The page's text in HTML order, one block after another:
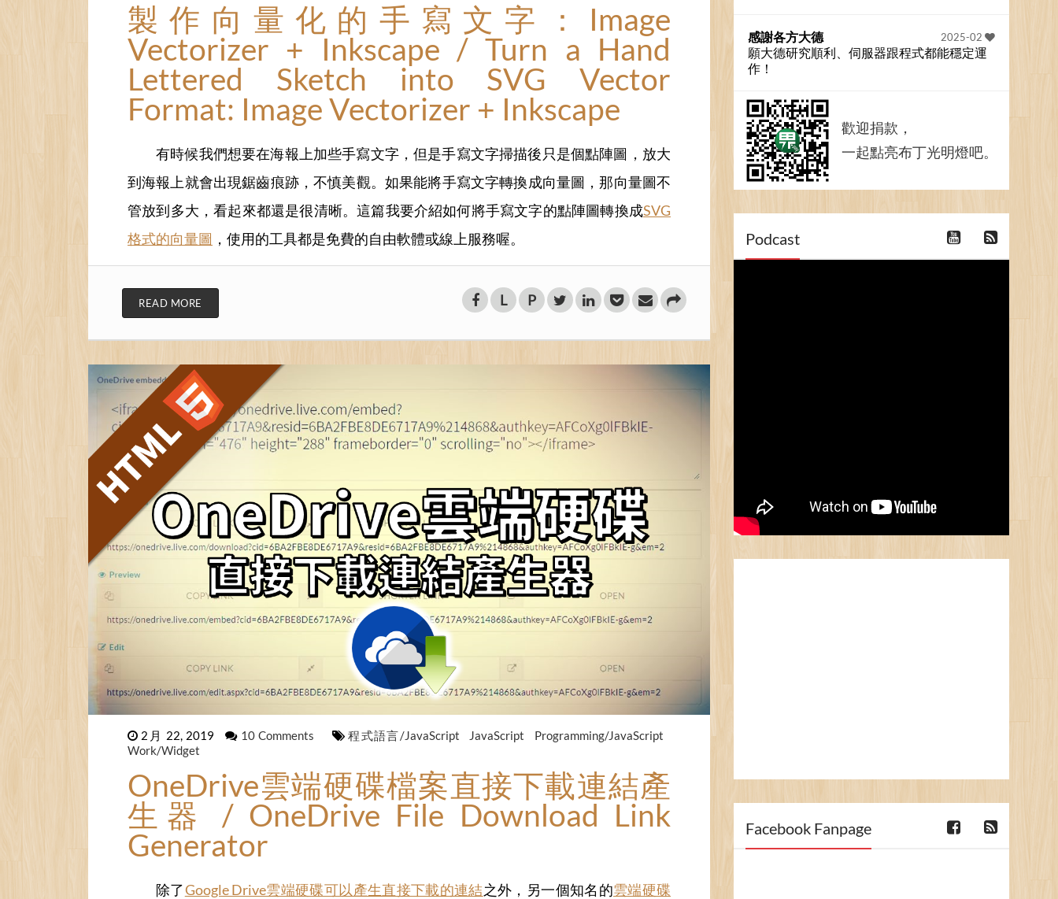
製作向量化的手寫文字：Image
Vectorizer + Inkscape / Turn a Hand
Lettered Sketch into SVG Vector
Format: Image Vectorizer + Inkscape
有時候我們想要在海報上加些手寫文字，但是手寫文字掃描後只是個點陣圖，放大
到海報上就會出現鋸齒痕跡，不慎美觀。如果能將手寫文字轉換成向量圖，那向量圖不
管放到多大，看起來都還是很清晰。這篇我要介紹如何將手寫文字的點陣圖轉換成SVG
格式的向量圖 ，使用的工具都是免費的自由軟體或線上服務喔。
READ MORE L P
2月 22, 2019 10 Comments 程式語言/JavaScript JavaScript
Programming/JavaScript
Work/Widget
OneDrive雲端硬碟檔案直接下載連結產
生器 / OneDrive File Download Link
Generator
除了Google Drive雲端硬碟可以產生直接下載的連結之外，另一個知名的雲端硬碟
2025-02
感謝各方大德
願大德研究順利、伺服器跟程式都能穩定運
作！
歡迎捐款，
一起點亮布丁光明燈吧。
Podcast
Facebook Fanpage